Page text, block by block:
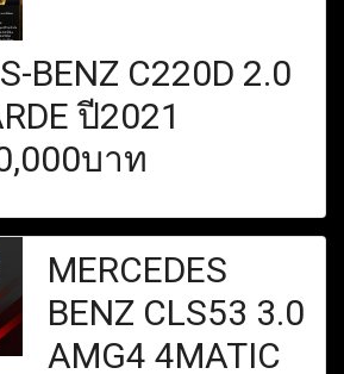
BENZ C220D 2.0
ปี2021
บาท
MERCEDES
BENZ CLS53 3.0
AMG4 4MATIC